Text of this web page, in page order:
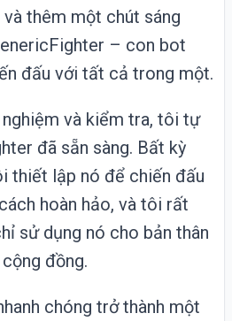
thêm một chút sáng
– con bot
đấu với tất cả trong một.
và kiểm tra, tôi tự
đã sẵn sàng. Bất kỳ
thiết lập nó để chiến đấu
hoàn hảo, và tôi rất
sử dụng nó cho bản thân
đồng.
chóng trở thành một